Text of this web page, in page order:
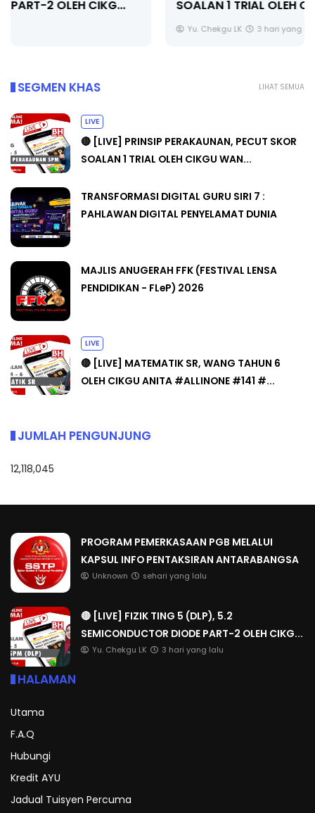
SOALAN 1 TRIAL OLEH CIKGU WAN...
LIHAT SEMUA
SEGMEN KHAS
LIVE
🔴 [LIVE] PRINSIP PERAKAUNAN, PECUT SKOR
SOALAN 1 TRIAL OLEH CIKGU WAN...
TRANSFORMASI DIGITAL GURU SIRI 7 :
PAHLAWAN DIGITAL PENYELAMAT DUNIA
MAJLIS ANUGERAH FFK (FESTIVAL LENSA
PENDIDIKAN - FLeP) 2026
LIVE
🔴 [LIVE] MATEMATIK SR, WANG TAHUN 6
OLEH CIKGU ANITA #ALLINONE #141 #...
JUMLAH PENGUNJUNG
12,118,045
PROGRAM PEMERKASAAN PGB MELALUI
KAPSUL INFO PENTAKSIRAN ANTARABANGSA
Unknown sehari yang lalu
🔴 [LIVE] FIZIK TING 5 (DLP), 5.2
SEMICONDUCTOR DIODE PART-2 OLEH CIKG...
Yu. Chekgu LK 3 hari yang lalu
HALAMAN
Utama
F.A.Q
Hubungi
Kredit AYU
Jadual Tuisyen Percuma